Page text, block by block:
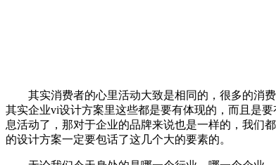
其实消费者的心里活动大致是相同的，很多的消费
其实企业vi设计方案里这些都是要有体现的，而且是
息活动了，那对于企业的品牌来说也是一样的，我们
的设计方案一定要包话了这几个大的要素的。